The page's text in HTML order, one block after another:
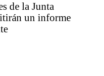
de la Junta
un informe